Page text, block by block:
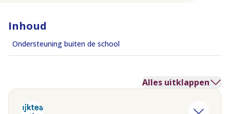
Inhoud
Ondersteuning buiten de school
Alles uitklappen